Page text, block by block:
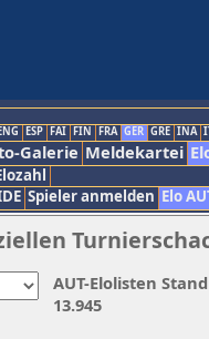
ESP FAI FIN FRA GER GRE INA
Galerie Meldekartei
Spieler anmelden Elo
AUT-Elolisten
13.945